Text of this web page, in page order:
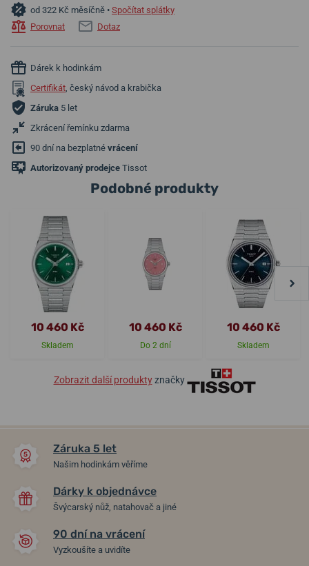
od 322 Kč měsíčně • Spočítat splátky
Porovnat
Dotaz
Dárek k hodinkám
Certifikát, český návod a krabička
Záruka 5 let
Zkrácení řemínku zdarma
90 dní na bezplatné vrácení
Autorizovaný prodejce Tissot
Podobné produkty
10 460 Kč
Skladem
10 460 Kč
Do 2 dní
10 460 Kč
Skladem
Zobrazit další produktyznačky
Záruka 5 let
Našim hodinkám věříme
Dárky k objednávce
Švýcarský nůž, natahovač a jiné
90 dní na vrácení
Vyzkoušíte a uvidíte